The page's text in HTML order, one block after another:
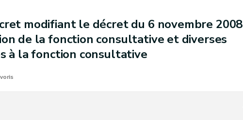
modifiant le décret du 6 novembre 2008
de la fonction consultative et diverses
à la fonction consultative